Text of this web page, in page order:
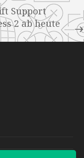
Support
2 ab heute